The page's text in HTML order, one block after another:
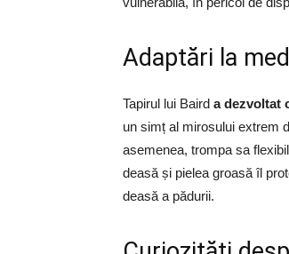
Adaptări la
Tapirul lui Baird a dezvoltat
un simț al mirosului extrem
asemenea, trompa sa
deasă și pielea groasă îl
deasă a pădurii.